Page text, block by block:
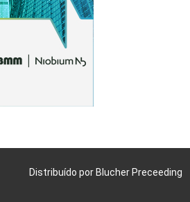
Distribuído por Blucher Preceeding